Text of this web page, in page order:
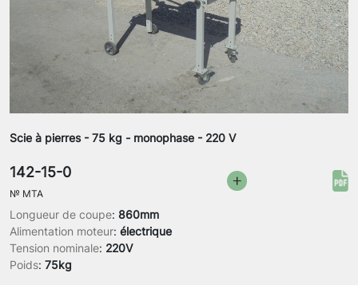
Scie à pierres - 75 kg - monophase - 220 V
Longueur de coupe: 860mm
Alimentation moteur: électrique
Tension nominale: 220V
Poids: 75kg
142-15-0
№ MTA